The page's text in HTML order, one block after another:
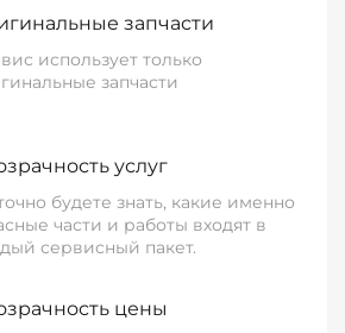
запчасти
использует только
запчасти
услуг
будете знать, какие именно
части и работы входят в
сервисный пакет.
цены